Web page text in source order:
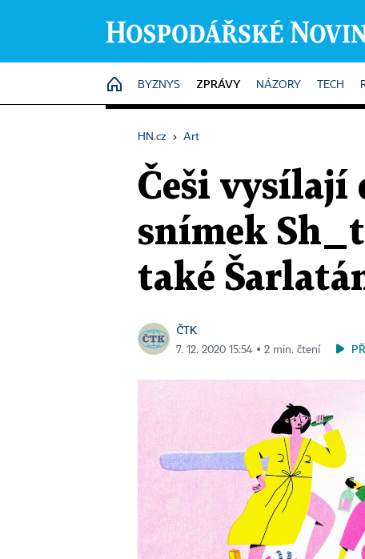
HOME
BYZNYS ZPRÁVY NÁZORY TECH
HN.cz › Art
Češi vysílají
snímek
také
ČTK
7. 12. 2020 15:54 ▪ 2 min. čtení